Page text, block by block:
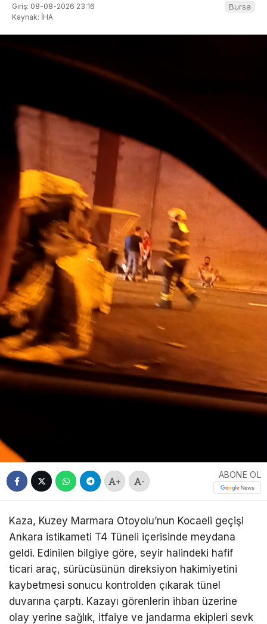
Giriş: 08-08-2026 23:16
Kaynak: İHA
Bursa
+ -
ABONE OL
Kaza, Kuzey Marmara Otoyolu’nun Kocaeli geçişi
Ankara istikameti T4 Tüneli içerisinde meydana
geldi. Edinilen bilgiye göre, seyir halindeki hafif
ticari araç, sürücüsünün direksiyon hakimiyetini
kaybetmesi sonucu kontrolden çıkarak tünel
duvarına çarptı. Kazayı görenlerin ihbarı üzerine
olay yerine sağlık, itfaiye ve jandarma ekipleri sevk